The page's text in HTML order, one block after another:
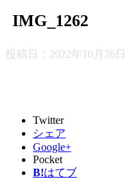
IMG_1262
投稿日： 2022年10月26日
Twitter
シェア
Google+
Pocket
B!はてブ